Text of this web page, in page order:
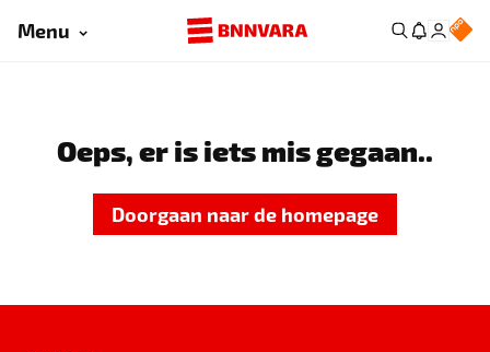
Menu
Oeps, er is iets mis gegaan..
Doorgaan naar de homepage